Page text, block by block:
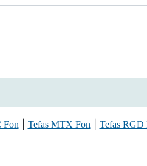
Fon| Tefas MTX Fon| Tefas RGD